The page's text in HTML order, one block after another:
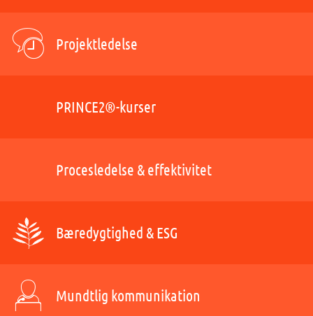
Projektledelse
PRINCE2®-kurser
Procesledelse & effektivitet
Bæredygtighed & ESG
Mundtlig kommunikation